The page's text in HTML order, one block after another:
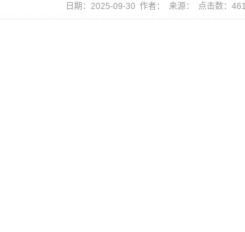
日期：2025-09-30 作者： 来源： 点击数：461